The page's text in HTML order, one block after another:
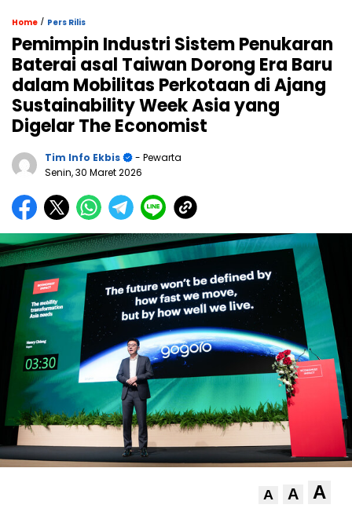
Home / Pers Rilis
Pemimpin Industri Sistem Penukaran
Baterai asal Taiwan Dorong Era Baru
dalam Mobilitas Perkotaan di Ajang
Sustainability Week Asia yang
Digelar The Economist
Tim Info Ekbis
- Pewarta
Senin, 30 Maret 2026
A A A